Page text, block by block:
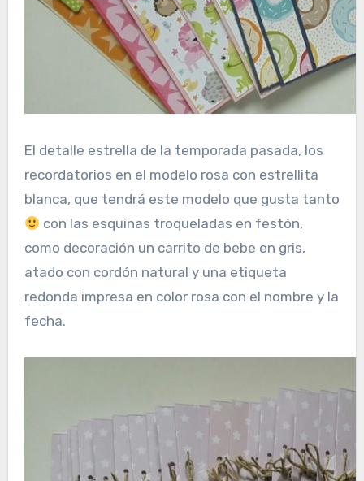
El detalle estrella de la temporada pasada, los
recordatorios en el modelo rosa con estrellita
blanca, que tendrá este modelo que gusta tanto
con las esquinas troqueladas en festón,
como decoración un carrito de bebe en gris,
atado con cordón natural y una etiqueta
redonda impresa en color rosa con el nombre y la
fecha.